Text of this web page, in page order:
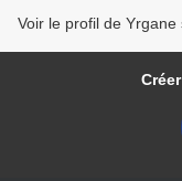
Voir le profil de